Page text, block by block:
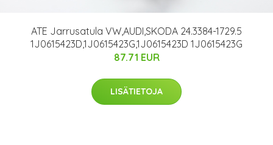
ATE Jarrusatula VW,AUDI,SKODA 24.3384-1729.5
1J0615423D,1J0615423G,1J0615423D 1J0615423G
87.71 EUR
LISÄTIETOJA